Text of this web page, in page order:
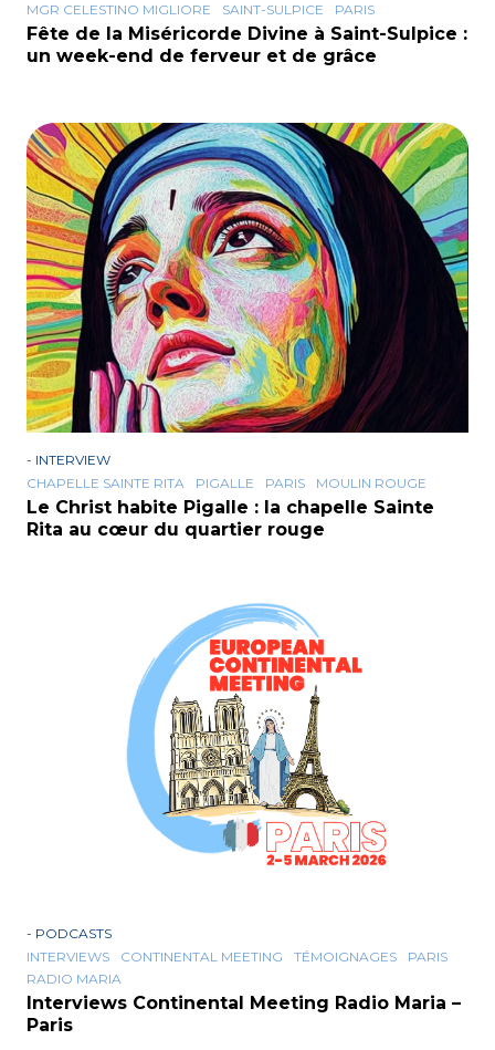
MGR CELESTINO MIGLIORE
SAINT-SULPICE PARIS
Fête de la Miséricorde Divine à Saint-Sulpice :
un week-end de ferveur et de grâce
- INTERVIEW
CHAPELLE SAINTE RITA
PIGALLE PARIS MOULIN ROUGE
Le Christ habite Pigalle : la chapelle Sainte
Rita au cœur du quartier rouge
- PODCASTS
INTERVIEWS
CONTINENTAL MEETING TÉMOIGNAGES
PARIS
RADIO MARIA
Interviews Continental Meeting Radio Maria –
Paris